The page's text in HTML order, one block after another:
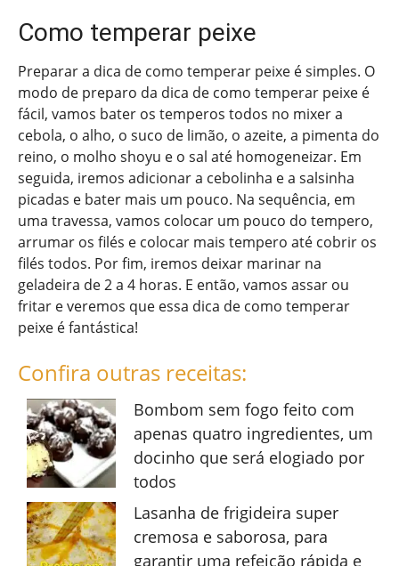
Como temperar peixe
Preparar a dica de como temperar peixe é simples. O
modo de preparo da dica de como temperar peixe é
fácil, vamos bater os temperos todos no mixer a
cebola, o alho, o suco de limão, o azeite, a pimenta do
reino, o molho shoyu e o sal até homogeneizar. Em
seguida, iremos adicionar a cebolinha e a salsinha
picadas e bater mais um pouco. Na sequência, em
uma travessa, vamos colocar um pouco do tempero,
arrumar os filés e colocar mais tempero até cobrir os
filés todos. Por fim, iremos deixar marinar na
geladeira de 2 a 4 horas. E então, vamos assar ou
fritar e veremos que essa dica de como temperar
peixe é fantástica!
Confira outras receitas:
Bombom sem fogo feito com
apenas quatro ingredientes, um
docinho que será elogiado por
todos
Lasanha de frigideira super
cremosa e saborosa, para
garantir uma refeição rápida e